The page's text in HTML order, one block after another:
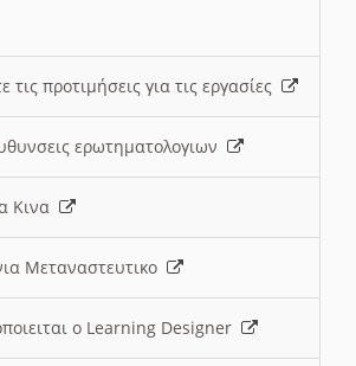
προτιμήσεις για τις εργασίες
ερωτηματολογιων
Κινα
Μεταναστευτικο
ο Learning Designer